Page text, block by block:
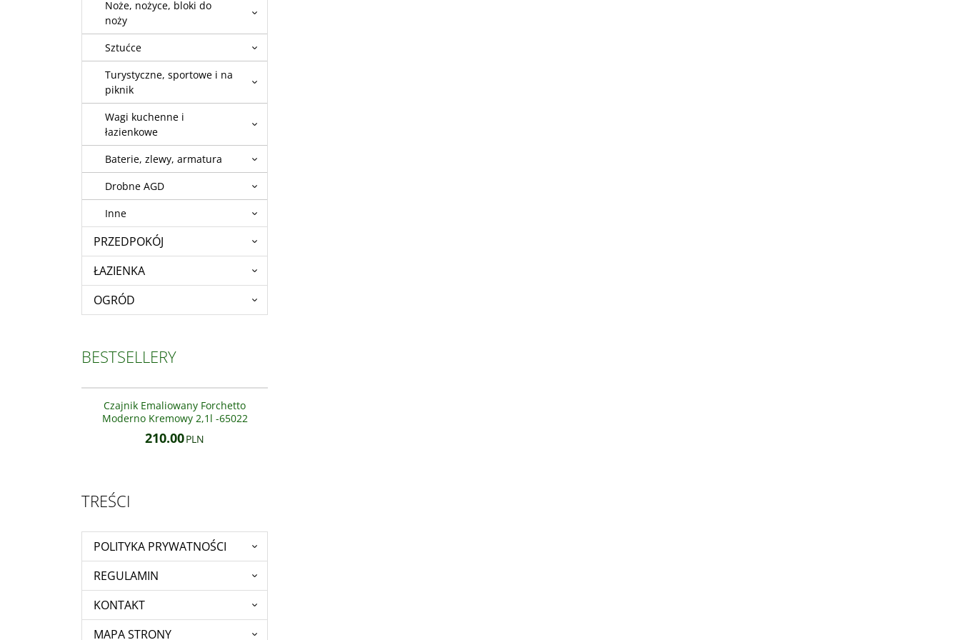
Noże, nożyce, bloki do
noży
Sztućce
Turystyczne, sportowe i na
piknik
Wagi kuchenne i
łazienkowe
Baterie, zlewy, armatura
Drobne AGD
Inne
PRZEDPOKÓJ
ŁAZIENKA
OGRÓD
BESTSELLERY
Czajnik Emaliowany Forchetto
Moderno Kremowy 2,1l -65022
210.00PLN
TREŚCI
POLITYKA PRYWATNOŚCI
REGULAMIN
KONTAKT
MAPA STRONY